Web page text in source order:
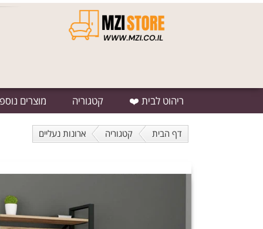
ריהוט לבית ❤️ קטגוריה מוצרים
דף הבית קטגוריה ארונות נעליים